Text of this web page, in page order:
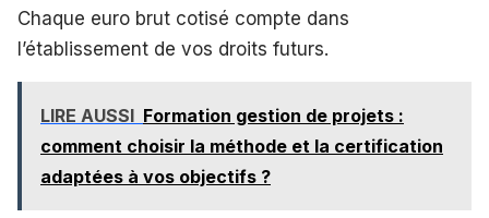
Chaque euro brut cotisé compte dans
l’établissement de vos droits futurs.
LIRE AUSSI Formation gestion de projets :
comment choisir la méthode et la certification
adaptées à vos objectifs ?